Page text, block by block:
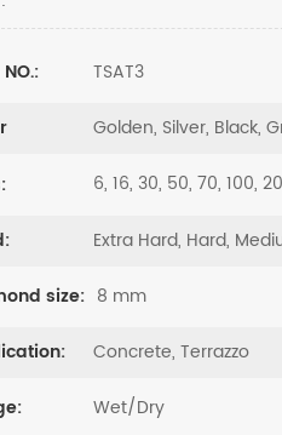
TSAT3
Golden, Silver, Black,
6, 16, 30, 50, 70, 100,
Extra Hard, Hard,
size: 8 mm
Concrete, Terrazzo
Wet/Dry